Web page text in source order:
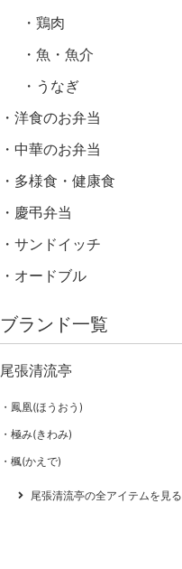
鶏肉
魚・魚介
うなぎ
洋食のお弁当
中華のお弁当
多様食・健康食
慶弔弁当
サンドイッチ
オードブル
ブランド一覧
尾張清流亭
鳳凰(ほうおう)
極み(きわみ)
楓(かえで)
尾張清流亭の全アイテムを見る